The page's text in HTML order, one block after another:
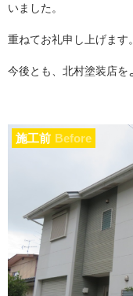
いました。
重ねてお礼申し上げます。
今後とも、北村塗装店を
施工前 Before